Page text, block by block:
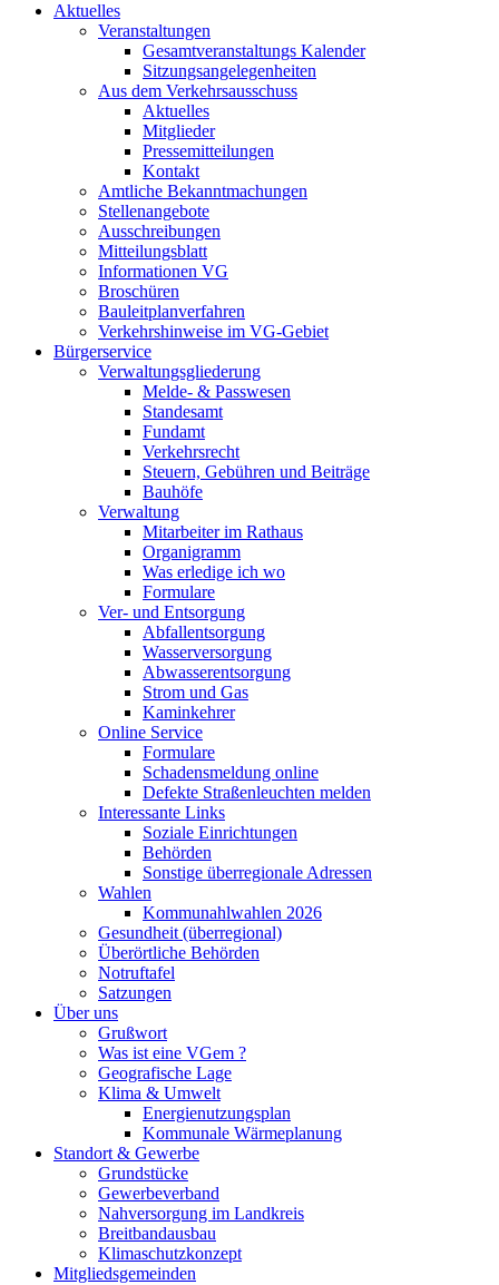
Aktuelles
Veranstaltungen
Gesamtveranstaltungs Kalender
Sitzungsangelegenheiten
Aus dem Verkehrsausschuss
Aktuelles
Mitglieder
Pressemitteilungen
Kontakt
Amtliche Bekanntmachungen
Stellenangebote
Ausschreibungen
Mitteilungsblatt
Informationen VG
Broschüren
Bauleitplanverfahren
Verkehrshinweise im VG-Gebiet
Bürgerservice
Verwaltungsgliederung
Melde- & Passwesen
Standesamt
Fundamt
Verkehrsrecht
Steuern, Gebühren und Beiträge
Bauhöfe
Verwaltung
Mitarbeiter im Rathaus
Organigramm
Was erledige ich wo
Formulare
Ver- und Entsorgung
Abfallentsorgung
Wasserversorgung
Abwasserentsorgung
Strom und Gas
Kaminkehrer
Online Service
Formulare
Schadensmeldung online
Defekte Straßenleuchten melden
Interessante Links
Soziale Einrichtungen
Behörden
Sonstige überregionale Adressen
Wahlen
Kommunahlwahlen 2026
Gesundheit (überregional)
Überörtliche Behörden
Notruftafel
Satzungen
Über uns
Grußwort
Was ist eine VGem ?
Geografische Lage
Klima & Umwelt
Energienutzungsplan
Kommunale Wärmeplanung
Standort & Gewerbe
Grundstücke
Gewerbeverband
Nahversorgung im Landkreis
Breitbandausbau
Klimaschutzkonzept
Mitgliedsgemeinden